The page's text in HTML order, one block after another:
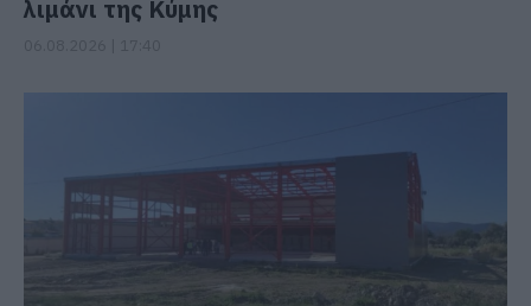
λιμάνι της Κύμης